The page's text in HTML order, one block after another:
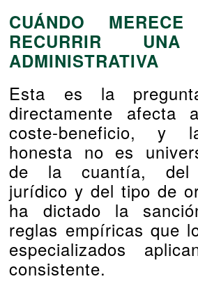
CUÁNDO
RECURRIR UNA
ADMINISTRATIVA
Esta es la
directamente afecta
coste-beneficio, y
honesta no es
de la cuantía, del
jurídico y del tipo de
ha dictado la
reglas empíricas que
especializados
consistente.